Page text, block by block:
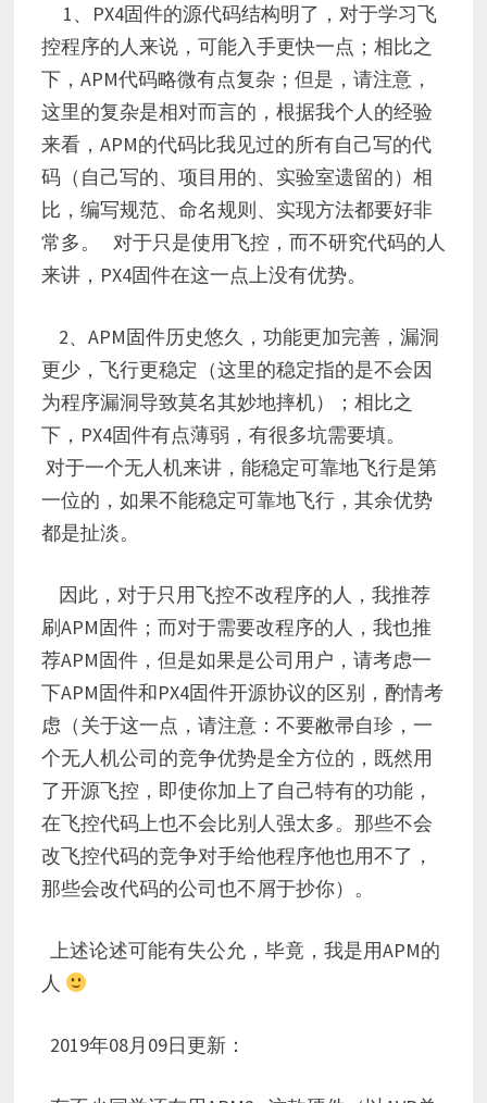
1、PX4固件的源代码结构明了，对于学习飞
控程序的人来说，可能入手更快一点；相比之
下，APM代码略微有点复杂；但是，请注意，
这里的复杂是相对而言的，根据我个人的经验
来看，APM的代码比我见过的所有自己写的代
码（自己写的、项目用的、实验室遗留的）相
比，编写规范、命名规则、实现方法都要好非
常多。 对于只是使用飞控，而不研究代码的人
来讲，PX4固件在这一点上没有优势。
2、APM固件历史悠久，功能更加完善，漏洞
更少，飞行更稳定（这里的稳定指的是不会因
为程序漏洞导致莫名其妙地摔机）；相比之
下，PX4固件有点薄弱，有很多坑需要填。
对于一个无人机来讲，能稳定可靠地飞行是第
一位的，如果不能稳定可靠地飞行，其余优势
都是扯淡。
因此，对于只用飞控不改程序的人，我推荐
刷APM固件；而对于需要改程序的人，我也推
荐APM固件，但是如果是公司用户，请考虑一
下APM固件和PX4固件开源协议的区别，酌情考
虑（关于这一点，请注意：不要敝帚自珍，一
个无人机公司的竞争优势是全方位的，既然用
了开源飞控，即使你加上了自己特有的功能，
在飞控代码上也不会比别人强太多。那些不会
改飞控代码的竞争对手给他程序他也用不了，
那些会改代码的公司也不屑于抄你）。
上述论述可能有失公允，毕竟，我是用APM的
人
2019年08月09日更新：